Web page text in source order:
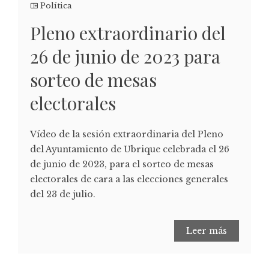
Política
Pleno extraordinario del
26 de junio de 2023 para
sorteo de mesas
electorales
Vídeo de la sesión extraordinaria del Pleno
del Ayuntamiento de Ubrique celebrada el 26
de junio de 2023, para el sorteo de mesas
electorales de cara a las elecciones generales
del 23 de julio.
Leer más